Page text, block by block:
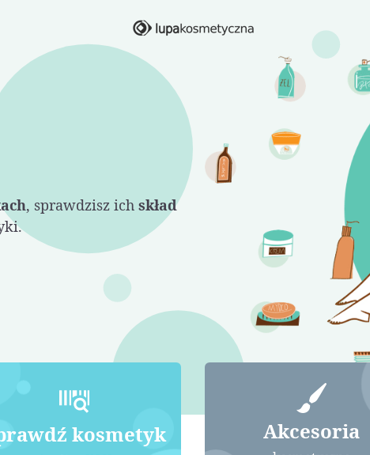
, sprawdzisz ich skład
kosmetyk Akcesoria